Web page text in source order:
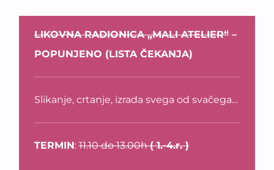
LIKOVNA RADIONICA „MALI ATELIER“–
POPUNJENO (LISTA ČEKANJA)
Slikanje, crtanje, izrada svega od svačega…
TERMIN:11.10 do 13.00h( 1.-4.r. )